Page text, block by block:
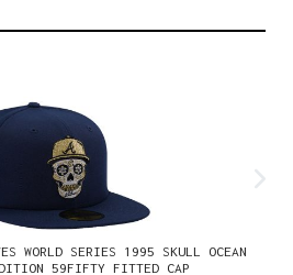
WORLD SERIES 1995 SKULL OCEAN
59FIFTY FITTED CAP